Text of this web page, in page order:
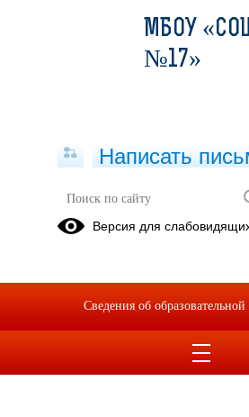
МБОУ
№17»
Написать
Версия для
Сведения об